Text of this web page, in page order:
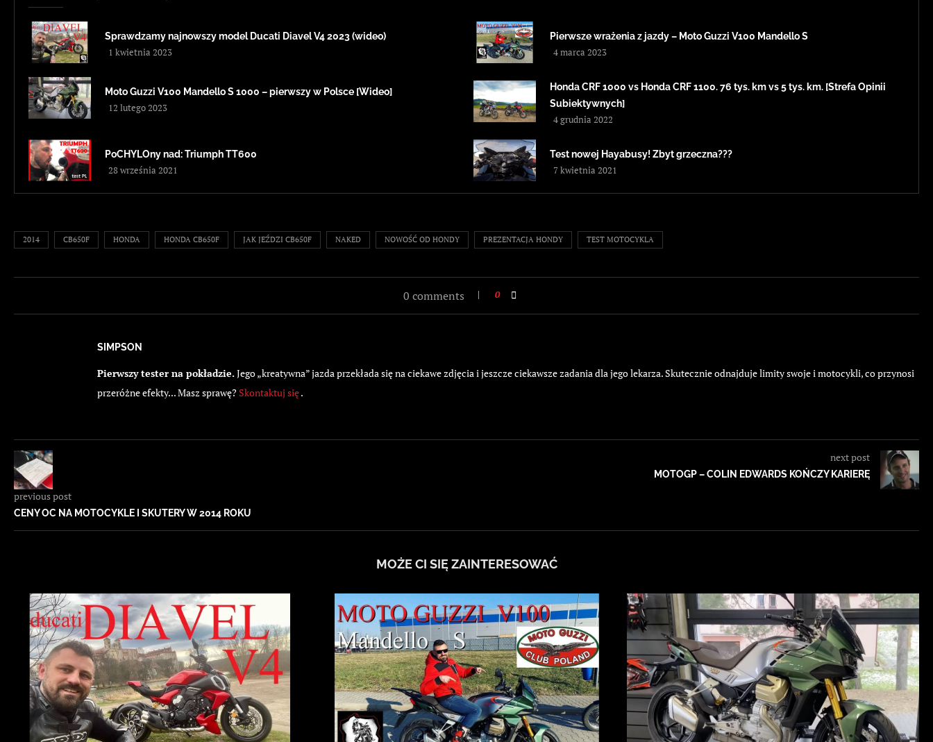
Sprawdzamy najnowszy model Ducati Diavel V4 2023 (wideo)
1 kwietnia 2023
Pierwsze wrażenia z jazdy – Moto Guzzi V100 Mandello S
4 marca 2023
Moto Guzzi V100 Mandello S 1000 – pierwszy w Polsce [Wideo]
12 lutego 2023
Honda CRF 1000 vs Honda CRF 1100. 76 tys. km vs 5 tys. km. [Strefa Opinii
Subiektywnych]
4 grudnia 2022
PoCHYLOny nad: Triumph TT600
28 września 2021
Test nowej Hayabusy! Zbyt grzeczna???
7 kwietnia 2021
2014 CB650F HONDA HONDA CB650F JAK JEŹDZI CB650F NAKED NOWOŚĆ OD HONDY PREZENTACJA HONDY TEST MOTOCYKLA
0 comments 0
SIMPSON
Pierwszy tester na pokładzie.Jego „kreatywna” jazda przekłada się na ciekawe zdjęcia i jeszcze ciekawsze zadania dla jego lekarza. Skutecznie odnajduje limity swoje i motocykli, co przynosi
przeróżne efekty... Masz sprawę? Skontaktuj się.
previous post
CENY OC NA MOTOCYKLE I SKUTERY W 2014 ROKU
next post
MOTOGP – COLIN EDWARDS KOŃCZY KARIERĘ
MOŻE CI SIĘ ZAINTERESOWAĆ